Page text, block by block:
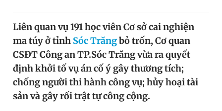
Video Magazine
Sản phẩm khác
Tiện ích Bạn cần biết
Liên quan vụ 191 học viên Cơ sở cai nghiện
ma túy ở tỉnh Sóc Trăngbỏ trốn, Cơ quan
CSĐT Công an TP.Sóc Trăng vừa ra quyết
định khởi tố vụ án cố ý gây thương tích;
chống người thi hành công vụ; hủy hoại tài
sản và gây rối trật tự công cộng.